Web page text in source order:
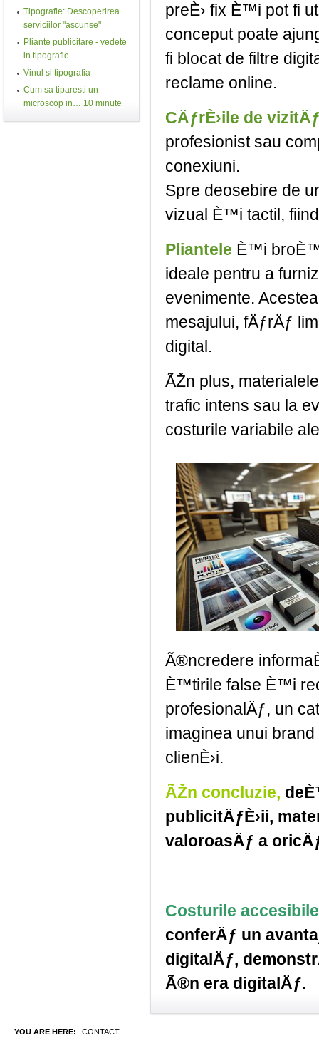
preÈ› fix È™i pot fi
conceput poate
fi blocat de filtre
reclame online.
CÄƒrÈ›ile de
profesionist sau
conexiuni.
Spre deosebire de
vizual È™i tactil,
Pliantele È™i
ideale pentru a
evenimente.
mesajului, fÄƒrÄƒ
digital.
ÃŽn plus,
trafic intens sau la
costurile variabile
Ã®ncredere
È™tirile false È™i
profesionalÄƒ, un
imaginea unui
clienÈ›i.
ÃŽn concluzie,
publicitÄƒÈ›ii,
valoroasÄƒ a
Costurile
conferÄƒ un
digitalÄƒ,
Ã®n era digitalÄƒ.
Tipografie: Descoperirea
serviciilor "ascunse"
Pliante publicitare - vedete
in tipografie
Vinul si tipografia
Cum sa tiparesti un
microscop in… 10 minute
YOU ARE HERE: CONTACT